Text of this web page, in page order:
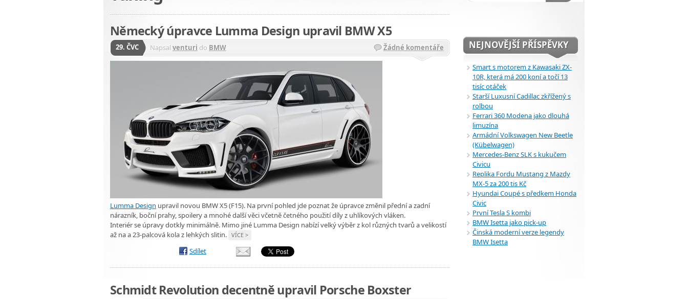
Německý úpravce Lumma Design upravil BMW X5
29. ČVC Napsal venturi do BMW Žádné komentáře
Lumma Design upravil novou BMW X5 (F15). Na první pohled jde poznat že úpravce změnil přední a zadní
nárazník, boční prahy, spoilery a mnohé další věci včetně četného použití díly z uhlíkových vláken.
Interiér se úpravy dotkly minimálně. Mimo jiné Lumma Design nabízí velký výběr z kol různých tvarů a velikostí
až na a 23-palcová kola z lehkých slitin. VÍCE >
Sdílet
Schmidt Revolution decentně upravil Porsche Boxster
NEJNOVĚJŠÍ PŘÍSPĚVKY
Smart s motorem z Kawasaki ZX-
10R, která má 200 koní a točí 13
tisíc otáček
Starší Luxusní Cadillac zkřížený s
rolbou
Ferrari 360 Modena jako dlouhá
limuzína
Armádní Volkswagen New Beetle
(Kübelwagen)
Mercedes-Benz SLK s kukučem
Civicu
Replika Fordu Mustang z Mazdy
MX-5 za 200 tis Kč
Hyundai Coupé s předkem Honda
Civic
První Tesla S kombi
BMW Isetta jako pick-up
Činská moderní verze legendy
BMW Isetta